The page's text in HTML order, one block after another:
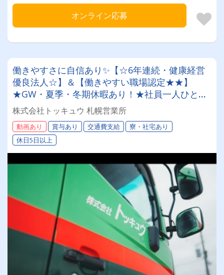
オンライン応募
働きやすさに自信あり✨【☆6年連続・健康経営
優良法人☆】＆【働きやすい職場認定★★】
★GW・夏季・冬期休暇あり！★社員一人ひとり
を大切にする昭和34年設立の安定企業！＜未経験
者も大歓迎！7tドライバー＞
株式会社トッキュウ 札幌営業所
動画あり 賞与あり 交通費支給
寮・社宅あり
休日5日以上